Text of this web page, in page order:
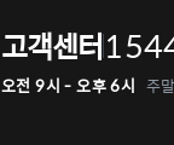
고객센터
오전 9시 - 오후 6시 주